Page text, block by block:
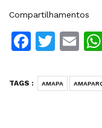
Compartilhamentos
TAGS : AMAPA